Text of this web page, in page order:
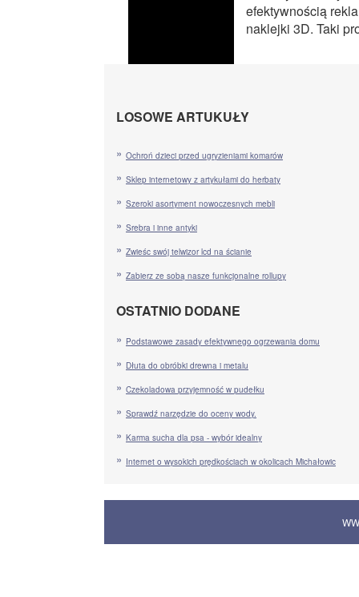
efektywnością
naklejki 3D. Taki
LOSOWE ARTUKUŁY
Ochroń dzieci przed ugryzieniami komarów
Sklep internetowy z artykułami do herbaty
Szeroki asortyment nowoczesnych mebli
Srebra i inne antyki
Zwieśc swój telwizor lcd na ścianie
Zabierz ze sobą nasze funkcjonalne rollupy
OSTATNIO DODANE
Podstawowe zasady efektywnego ogrzewania domu
Dłuta do obróbki drewna i metalu
Czekoladowa przyjemność w pudełku
Sprawdź narzędzie do oceny wody.
Karma sucha dla psa - wybór idealny
Internet o wysokich prędkościach w okolicach Michałowic